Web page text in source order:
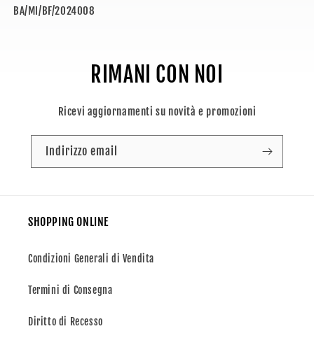
SKU:
BA/MI/BF/2024008
RIMANI CON NOI
Ricevi aggiornamenti su novità e promozioni
Indirizzo email
SHOPPING ONLINE
Condizioni Generali di Vendita
Termini di Consegna
Diritto di Recesso